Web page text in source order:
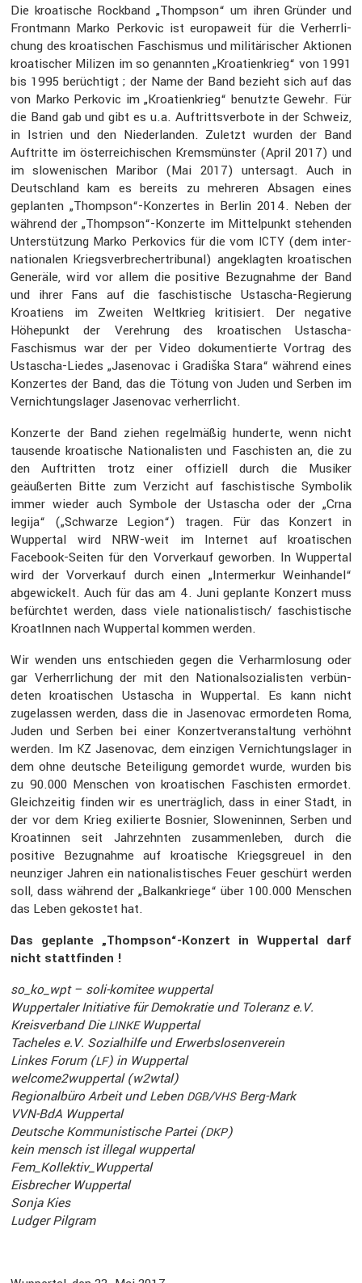
Die kroati­sche Rockband „Thompson“ um ihren Gründer und
Front­mann Marko Perkovic ist europa­weit für die Verherr­li­
chung des kroati­schen Faschismus und militä­ri­scher Aktionen
kroati­scher Milizen im so genannten „Kroati­en­krieg“ von 1991
bis 1995 berüch­tigt ; der Name der Band bezieht sich auf das
von Marko Perkovic im „Kroati­en­krieg“ benutzte Gewehr. Für
die Band gab und gibt es u.a. Auftritts­ver­bote in der Schweiz,
in Istrien und den Nieder­landen. Zuletzt wurden der Band
Auftritte im öster­rei­chi­schen Krems­münster (April 2017) und
im slowe­ni­schen Maribor (Mai 2017) unter­sagt. Auch in
Deutsch­land kam es bereits zu mehreren Absagen eines
geplanten „Thompson“-Konzertes in Berlin 2014. Neben der
während der „Thompson“-Konzerte im Mittel­punkt stehenden
Unter­stüt­zung Marko Perko­vics für die vom ICTY(dem inter­
na­tio­nalen Kriegs­ver­bre­cher­tri­bunal) angeklagten kroati­schen
Generäle, wird vor allem die positive Bezug­nahme der Band
und ihrer Fans auf die faschis­ti­sche Ustascha-Regie­rung
Kroatiens im Zweiten Weltkrieg kriti­siert. Der negative
Höhepunkt der Vereh­rung des kroati­schen Ustascha-
Faschismus war der per Video dokumen­tierte Vortrag des
Ustascha-Liedes „Jasen­ovac i Gradiška Stara“ während eines
Konzertes der Band, das die Tötung von Juden und Serben im
Vernich­tungs­lager Jasen­ovac verherr­licht.
Konzerte der Band ziehen regel­mäßig hunderte, wenn nicht
tausende kroati­sche Natio­na­listen und Faschisten an, die zu
den Auftritten trotz einer offiziell durch die Musiker
geäußerten Bitte zum Verzicht auf faschis­ti­sche Symbolik
immer wieder auch Symbole der Ustascha oder der „Crna
legija“ („Schwarze Legion“) tragen. Für das Konzert in
Wuppertal wird NRW-weit im Internet auf kroati­schen
Facebook-Seiten für den Vorver­kauf geworben. In Wuppertal
wird der Vorver­kauf durch einen „Inter­merkur Weinhandel“
abgewi­ckelt. Auch für das am 4. Juni geplante Konzert muss
befürchtet werden, dass viele nationalistisch/ faschis­ti­sche
KroatInnen nach Wuppertal kommen werden.
Wir wenden uns entschieden gegen die Verharm­lo­sung oder
gar Verherr­li­chung der mit den Natio­nal­so­zia­listen verbün­
deten kroati­schen Ustascha in Wuppertal. Es kann nicht
zugelassen werden, dass die in Jasen­ovac ermor­deten Roma,
Juden und Serben bei einer Konzert­ver­an­stal­tung verhöhnt
werden. Im KZ Jasen­ovac, dem einzigen Vernich­tungs­lager in
dem ohne deutsche Betei­li­gung gemordet wurde, wurden bis
zu 90.000 Menschen von kroati­schen Faschisten ermordet.
Gleich­zeitig finden wir es unerträg­lich, dass in einer Stadt, in
der vor dem Krieg exilierte Bosnier, Slowe­ninnen, Serben und
Kroatinnen seit Jahrzehnten zusam­men­leben, durch die
positive Bezug­nahme auf kroati­sche Kriegs­greuel in den
neunziger Jahren ein natio­na­lis­ti­sches Feuer geschürt werden
soll, dass während der „Balkan­kriege“ über 100.000 Menschen
das Leben gekostet hat.
Das geplante „Thompson“-Konzert in Wuppertal darf
nicht statt­finden !
so_ko_wpt – soli-komitee wuppertal
Wupper­taler Initia­tive für Demokratie und Toleranz e.V.
Kreis­ver­band Die LINKEWuppertal
Tacheles e.V. Sozial­hilfe und Erwerbs­lo­sen­verein
Linkes Forum (LF) in Wuppertal
welcome2wuppertal (w2wtal)
Regio­nal­büro Arbeit und Leben DGB/VHSBerg-Mark
VVN-BdA Wuppertal
Deutsche Kommu­nis­ti­sche Partei (DKP)
kein mensch ist illegal wuppertal
Fem_Kollektiv_Wuppertal
Eisbre­cher Wuppertal
Sonja Kies
Ludger Pilgram